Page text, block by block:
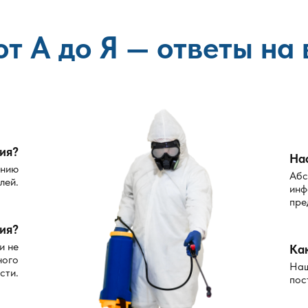
результата:
А до Я — ответы
не